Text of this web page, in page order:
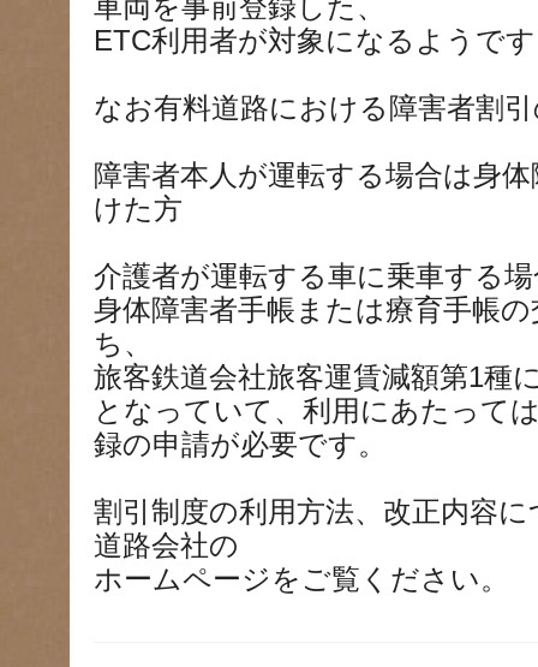
車両を事前登録した、
ETC利用者が対象になるようで
なお有料道路における障害者割
障害者本人が運転する場合は身
けた方
介護者が運転する車に乗車する
身体障害者手帳または療育手帳
ち、
旅客鉄道会社旅客運賃減額第1種
となっていて、利用にあたって
録の申請が必要です。
割引制度の利用方法、改正内容
道路会社の
ホームページをご覧ください。